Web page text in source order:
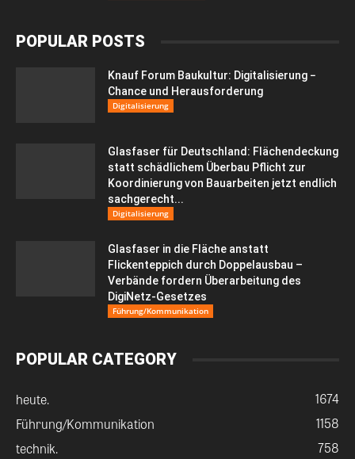
POPULAR POSTS
Knauf Forum Baukultur: Digitalisierung −
Chance und Herausforderung
Digitalisierung
Glasfaser für Deutschland: Flächendeckung
statt schädlichem Überbau Pflicht zur
Koordinierung von Bauarbeiten jetzt endlich
sachgerecht...
Digitalisierung
Glasfaser in die Fläche anstatt
Flickenteppich durch Doppelausbau –
Verbände fordern Überarbeitung des
DigiNetz-Gesetzes
Führung/Kommunikation
POPULAR CATEGORY
heute.
1674
Führung/Kommunikation
1158
technik.
758